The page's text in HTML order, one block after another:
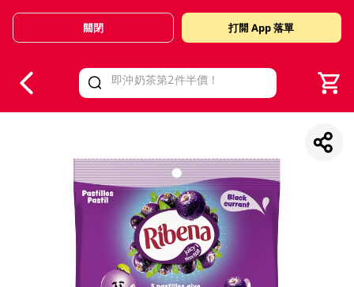
Valid Until 30 June 2026
關閉 打開 App 落單